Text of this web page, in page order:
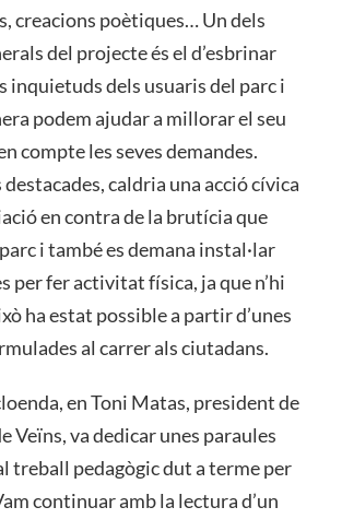
creacions poètiques… Un dels
del projecte és el d’esbrinar
inquietuds dels usuaris del parc i
podem ajudar a millorar el seu
compte les seves demandes.
destacades, caldria una acció cívica
en contra de la brutícia que
i també es demana instal·lar
per fer activitat física, ja que n’hi
ha estat possible a partir d’unes
al carrer als ciutadans.
en Toni Matas, president de
Veïns, va dedicar unes paraules
treball pedagògic dut a terme per
continuar amb la lectura d’un